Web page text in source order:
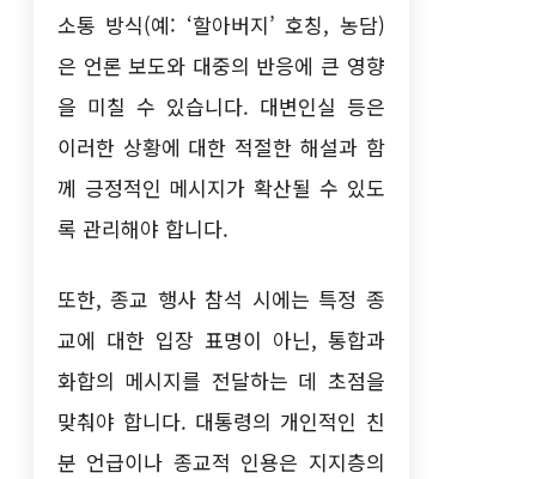
소통 방식(예: ‘할아버지’ 호칭, 농담)
은 언론 보도와 대중의 반응에 큰 영향
을 미칠 수 있습니다. 대변인실 등은
이러한 상황에 대한 적절한 해설과 함
께 긍정적인 메시지가 확산될 수 있도
록 관리해야 합니다.
또한, 종교 행사 참석 시에는 특정 종
교에 대한 입장 표명이 아닌, 통합과
화합의 메시지를 전달하는 데 초점을
맞춰야 합니다. 대통령의 개인적인 친
분 언급이나 종교적 인용은 지지층의